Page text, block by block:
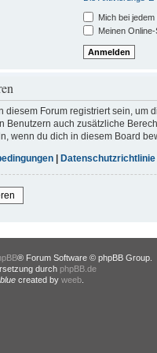
Mich bei
Meinen
diesem Forum registriert sein, um
Benutzern auch zusätzliche
wenn du dich in diesem Board
|Datenschutzrichtlinie
® Forum Software © phpBB Group.
durch phpBB.de
created by weeb.